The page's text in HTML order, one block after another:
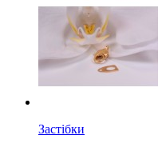
Застібки